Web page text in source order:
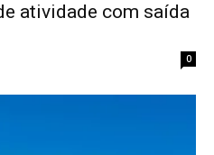
atividade com saída
0